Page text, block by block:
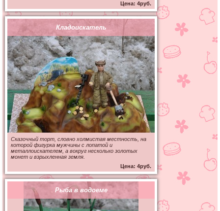
Цена: 4руб.
Кладоискатель
Сказочный торт, словно холмистая местность, на
которой фигурка мужчины с лопатой и
металлоискателем, а вокруг несколько золотых
монет и взрыхленная земля.
Цена: 4руб.
Рыба в водоеме